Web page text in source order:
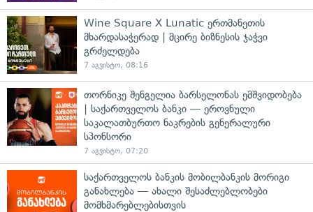
Wine Square X Lunatic ერთმანეთის
მხარდასაჭერად | მცირე ბიზნესის ჯაჭვი
გრძელდება
7 აგვისტო, 08:16
თორნიკე შენგელია ბარსელონას ემშვიდობება
| საქართველოს ბანკი — ეროვნული
საკალათბურთო ნაკრების გენერალური
სპონსორი
7 აგვისტო, 07:20
საქართველოს ბანკის მობილბანკის მორიგი
განახლება — ახალი შესაძლებლობები
მომხმარებლებისთვის